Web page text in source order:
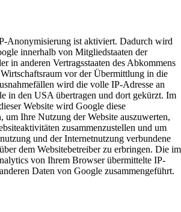
Anonymisierung ist aktiviert. Dadurch wird
innerhalb von Mitgliedstaaten der
in anderen Vertragsstaaten des Abkommens
vor der Übermittlung in die
wird die volle IP-Adresse an
in den USA übertragen und dort gekürzt. Im
Website wird Google diese
um Ihre Nutzung der Website auszuwerten,
zusammenzustellen und um
und der Internetnutzung verbundene
dem Websitebetreiber zu erbringen. Die im
von Ihrem Browser übermittelte IP-
Daten von Google zusammengeführt.